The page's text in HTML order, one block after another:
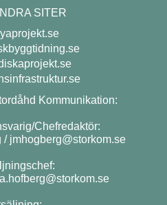
SITER
Kommunikation:
Chefredaktör:
/ jmhogberg@storkom.se